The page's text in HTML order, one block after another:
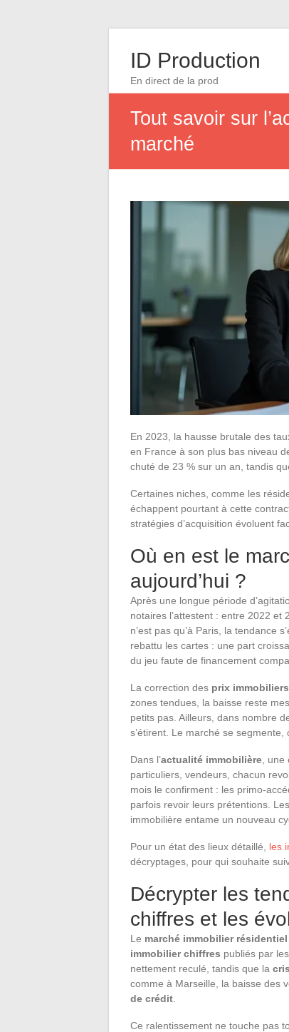
ID Production
En direct de la prod
Tout savoir sur
marché
En 2023, la hausse brutale des
en France à son plus bas niveau
chuté de 23 % sur un an, tandis
Certaines niches, comme les
échappent pourtant à cette
stratégies d’acquisition évoluent
Où en est le
aujourd’hui ?
Après une longue période
notaires l’attestent : entre 2022 et
n’est pas qu’à Paris, la tendance
rebattu les cartes : une part
du jeu faute de financement
La correction des prix immobiliers
zones tendues, la baisse reste
petits pas. Ailleurs, dans nombre
s’étirent. Le marché se
Dans l’actualité immobilière ,
particuliers, vendeurs, chacun
mois le confirment : les primo-
parfois revoir leurs prétentions.
immobilière entame un nouveau
Pour un état des lieux détaillé, les
décryptages, pour qui souhaite
Décrypter les
chiffres et les
Le marché immobilier résidentiel
immobilier chiffres publiés par
nettement reculé, tandis que la
comme à Marseille, la baisse des
de crédit
Ce ralentissement ne touche pas